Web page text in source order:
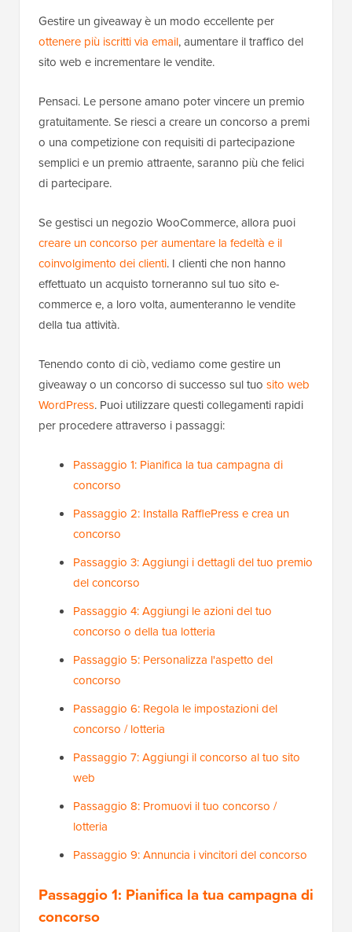
Gestire un giveaway è un modo eccellente per
ottenere più iscritti via email, aumentare il traffico del
sito web e incrementare le vendite.
Pensaci. Le persone amano poter vincere un premio
gratuitamente. Se riesci a creare un concorso a premi
o una competizione con requisiti di partecipazione
semplici e un premio attraente, saranno più che felici
di partecipare.
Se gestisci un negozio WooCommerce, allora puoi
creare un concorso per aumentare la fedeltà e il
coinvolgimento dei clienti. I clienti che non hanno
effettuato un acquisto torneranno sul tuo sito e-
commerce e, a loro volta, aumenteranno le vendite
della tua attività.
Tenendo conto di ciò, vediamo come gestire un
giveaway o un concorso di successo sul tuo sito web
WordPress. Puoi utilizzare questi collegamenti rapidi
per procedere attraverso i passaggi:
Passaggio 1: Pianifica la tua campagna di
concorso
Passaggio 2: Installa RafflePress e crea un
concorso
Passaggio 3: Aggiungi i dettagli del tuo premio
del concorso
Passaggio 4: Aggiungi le azioni del tuo
concorso o della tua lotteria
Passaggio 5: Personalizza l'aspetto del
concorso
Passaggio 6: Regola le impostazioni del
concorso / lotteria
Passaggio 7: Aggiungi il concorso al tuo sito
web
Passaggio 8: Promuovi il tuo concorso /
lotteria
Passaggio 9: Annuncia i vincitori del concorso
Passaggio 1: Pianifica la tua campagna di
concorso